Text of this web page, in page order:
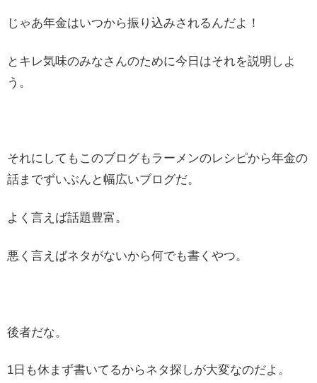
じゃあ年金はいつから振り込みされるんだよ！
とキレ気味のみなさんのために今日はそれを説明しよ
う。
それにしてもこのブログもラーメンのレシピから年金の
話までずいぶんと幅広いブログだ。
よく言えば話題豊富。
悪く言えばネタがないから何でも書くやつ。
後者だな。
1日も休まず書いてるからネタ探しが大変なのだよ。